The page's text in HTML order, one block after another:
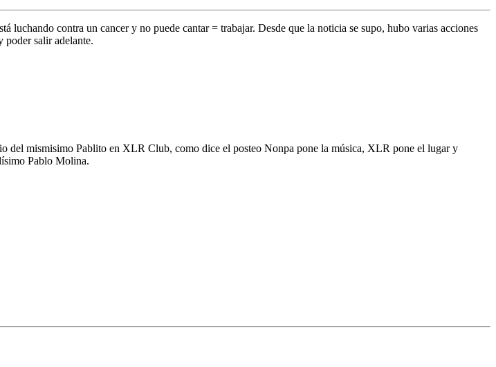
luchando contra un cancer y no puede cantar = trabajar. Desde que la noticia se supo, hubo varias acciones
poder salir adelante.
del mismisimo Pablito en XLR Club, como dice el posteo Nonpa pone la música, XLR pone el lugar y
Pablo Molina.